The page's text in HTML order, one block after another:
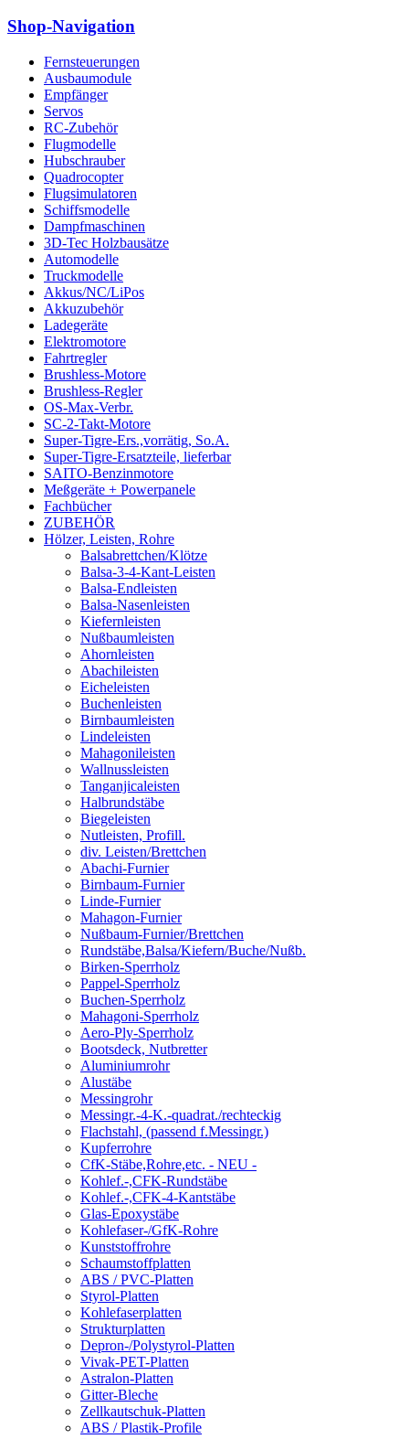
Shop-Navigation
Fernsteuerungen
Ausbaumodule
Empfänger
Servos
RC-Zubehör
Flugmodelle
Hubschrauber
Quadrocopter
Flugsimulatoren
Schiffsmodelle
Dampfmaschinen
3D-Tec Holzbausätze
Automodelle
Truckmodelle
Akkus/NC/LiPos
Akkuzubehör
Ladegeräte
Elektromotore
Fahrtregler
Brushless-Motore
Brushless-Regler
OS-Max-Verbr.
SC-2-Takt-Motore
Super-Tigre-Ers.,vorrätig, So.A.
Super-Tigre-Ersatzteile, lieferbar
SAITO-Benzinmotore
Meßgeräte + Powerpanele
Fachbücher
ZUBEHÖR
Hölzer, Leisten, Rohre
Balsabrettchen/Klötze
Balsa-3-4-Kant-Leisten
Balsa-Endleisten
Balsa-Nasenleisten
Kiefernleisten
Nußbaumleisten
Ahornleisten
Abachileisten
Eicheleisten
Buchenleisten
Birnbaumleisten
Lindeleisten
Mahagonileisten
Wallnussleisten
Tanganjicaleisten
Halbrundstäbe
Biegeleisten
Nutleisten, Profill.
div. Leisten/Brettchen
Abachi-Furnier
Birnbaum-Furnier
Linde-Furnier
Mahagon-Furnier
Nußbaum-Furnier/Brettchen
Rundstäbe,Balsa/Kiefern/Buche/Nußb.
Birken-Sperrholz
Pappel-Sperrholz
Buchen-Sperrholz
Mahagoni-Sperrholz
Aero-Ply-Sperrholz
Bootsdeck, Nutbretter
Aluminiumrohr
Alustäbe
Messingrohr
Messingr.-4-K.-quadrat./rechteckig
Flachstahl, (passend f.Messingr.)
Kupferrohre
CfK-Stäbe,Rohre,etc. - NEU -
Kohlef.-,CFK-Rundstäbe
Kohlef.-,CFK-4-Kantstäbe
Glas-Epoxystäbe
Kohlefaser-/GfK-Rohre
Kunststoffrohre
Schaumstoffplatten
ABS / PVC-Platten
Styrol-Platten
Kohlefaserplatten
Strukturplatten
Depron-/Polystyrol-Platten
Vivak-PET-Platten
Astralon-Platten
Gitter-Bleche
Zellkautschuk-Platten
ABS / Plastik-Profile